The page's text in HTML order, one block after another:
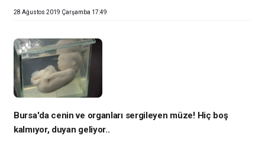
28 Ağustos 2019 Çarşamba 17:49
Bursa'da cenin ve organları sergileyen müze! Hiç boş
kalmıyor, duyan geliyor..